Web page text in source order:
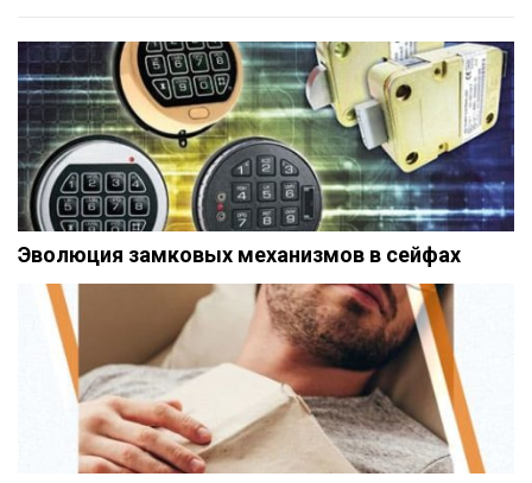
Эволюция замковых механизмов в сейфах